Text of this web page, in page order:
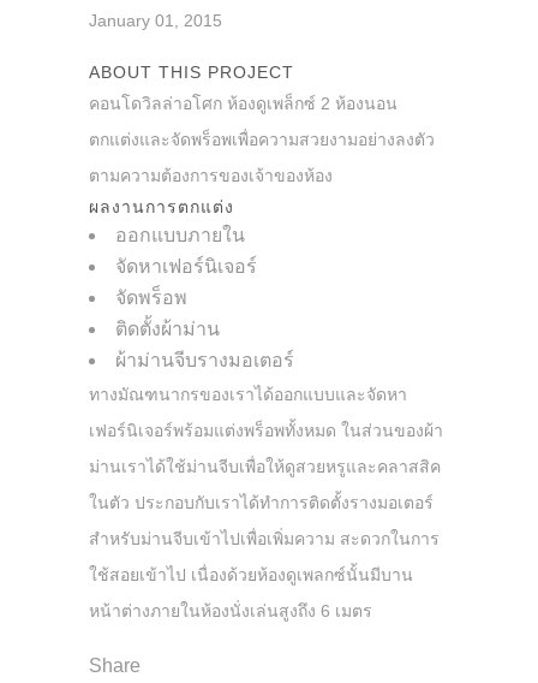
January 01, 2015
ABOUT THIS PROJECT
คอนโดวิลล่าอโศก ห้องดูเพล็กซ์ 2 ห้องนอน
ตกแต่งและจัดพร็อพเพื่อความสวยงามอย่างลงตัว
ตามความต้องการของเจ้าของห้อง
ผลงานการตกแต่ง
ออกแบบภายใน
จัดหาเฟอร์นิเจอร์
จัดพร็อพ
ติดตั้งผ้าม่าน
ผ้าม่านจีบรางมอเตอร์
ทางมัณฑนากรของเราได้ออกแบบและจัดหา
เฟอร์นิเจอร์พร้อมแต่งพร็อพทั้งหมด ในส่วนของผ้า
ม่านเราได้ใช้ม่านจีบเพื่อให้ดูสวยหรูและคลาสสิค
ในตัว ประกอบกับเราได้ทำการติดตั้งรางมอเตอร์
สำหรับม่านจีบเข้าไปเพื่อเพิ่มความ สะดวกในการ
ใช้สอยเข้าไป เนื่องด้วยห้องดูเพลกซ์นั้นมีบาน
หน้าต่างภายในห้องนั่งเล่นสูงถึง 6 เมตร
Share